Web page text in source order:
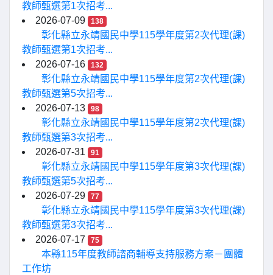
教師甄選第1次招考...
2026-07-09
138
彰化縣立永靖國民中學115學年度第2次代理(課)
教師甄選第1次招考...
2026-07-16
132
彰化縣立永靖國民中學115學年度第2次代理(課)
教師甄選第5次招考...
2026-07-13
98
彰化縣立永靖國民中學115學年度第2次代理(課)
教師甄選第3次招考...
2026-07-31
91
彰化縣立永靖國民中學115學年度第3次代理(課)
教師甄選第5次招考...
2026-07-29
77
彰化縣立永靖國民中學115學年度第3次代理(課)
教師甄選第3次招考...
2026-07-17
75
本縣115年度教師諮商輔導支持服務方案－團體
工作坊